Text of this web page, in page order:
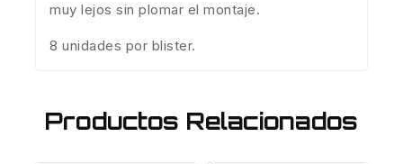
muy lejos sin plomar el montaje.
8 unidades por blister.
Productos Relacionados